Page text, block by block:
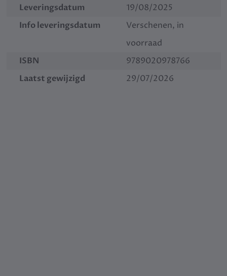
Leveringsdatum
19/08/2025
Info leveringsdatum
Verschenen, in
voorraad
ISBN
9789020978766
Laatst gewijzigd
29/07/2026